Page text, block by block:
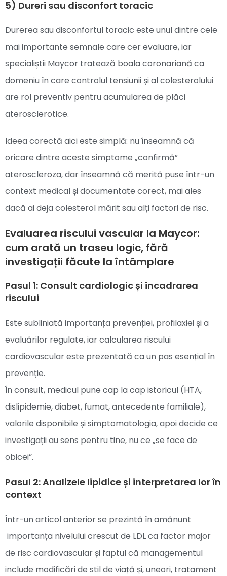
5) Dureri sau disconfort toracic
Durerea sau disconfortul toracic este unul dintre cele
mai importante semnale care cer evaluare, iar
specialiștii Maycor tratează boala coronariană ca
domeniu în care controlul tensiunii și al colesterolului
are rol preventiv pentru acumularea de plăci
aterosclerotice.
Ideea corectă aici este simplă: nu înseamnă că
oricare dintre aceste simptome „confirmă”
ateroscleroza, dar înseamnă că merită puse într-un
context medical și documentate corect, mai ales
dacă ai deja colesterol mărit sau alți factori de risc.
Evaluarea riscului vascular la Maycor:
cum arată un traseu logic, fără
investigații făcute la întâmplare
Pasul 1: Consult cardiologic și încadrarea
riscului
Este subliniată importanța prevenției, profilaxiei și a
evaluărilor regulate, iar calcularea riscului
cardiovascular este prezentată ca un pas esențial în
prevenție.
În consult, medicul pune cap la cap istoricul (HTA,
dislipidemie, diabet, fumat, antecedente familiale),
valorile disponibile și simptomatologia, apoi decide ce
investigații au sens pentru tine, nu ce „se face de
obicei”.
Pasul 2: Analizele lipidice și interpretarea lor în
context
Într-un articol anterior se prezintă în amănunt
importanța nivelului crescut de LDL ca factor major
de risc cardiovascular și faptul că managementul
include modificări de stil de viață și, uneori, tratament